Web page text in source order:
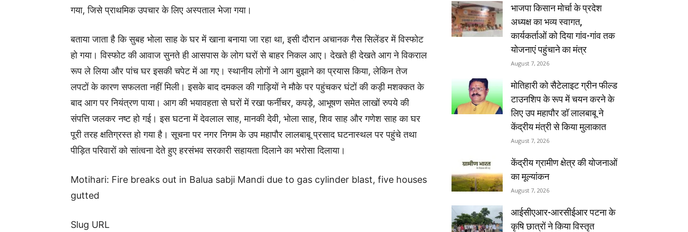
गया, जिसे प्राथमिक उपचार के लिए अस्पताल भेजा गया।
बताया जाता है कि सुबह भोला साह के घर में खाना बनाया जा रहा था, इसी दौरान अचानक गैस सिलेंडर में विस्फोट
हो गया। विस्फोट की आवाज सुनते ही आसपास के लोग घरों से बाहर निकल आए। देखते ही देखते आग ने विकराल
रूप ले लिया और पांच घर इसकी चपेट में आ गए। स्थानीय लोगों ने आग बुझाने का प्रयास किया, लेकिन तेज
लपटों के कारण सफलता नहीं मिली। इसके बाद दमकल की गाड़ियों ने मौके पर पहुंचकर घंटों की कड़ी मशक्कत के
बाद आग पर नियंत्रण पाया। आग की भयावहता से घरों में रखा फर्नीचर, कपड़े, आभूषण समेत लाखों रुपये की
संपत्ति जलकर नष्ट हो गई। इस घटना में देवलाल साह, मानकी देवी, भोला साह, शिव साह और गणेश साह का घर
पूरी तरह क्षतिग्रस्त हो गया है। सूचना पर नगर निगम के उप महापौर लालबाबू प्रसाद घटनास्थल पर पहुंचे तथा
पीड़ित परिवारों को सांत्वना देते हुए हरसंभव सरकारी सहायता दिलाने का भरोसा दिलाया।
Motihari: Fire breaks out in Balua sabji Mandi due to gas cylinder blast, five houses
gutted
Slug URL
भाजपा किसान मोर्चा के प्रदेश
अध्यक्ष का भव्य स्वागत,
कार्यकर्ताओं को दिया गांव-गांव तक
योजनाएं पहुंचाने का मंत्र
August 7, 2026
मोतिहारी को सैटेलाइट ग्रीन फील्ड
टाउनशिप के रूप में चयन करने के
लिए उप महापौर डॉ लालबाबू ने
केंद्रीय मंत्री से किया मुलाकात
August 7, 2026
केंद्रीय ग्रामीण क्षेत्र की योजनाओं
का मूल्यांकन
August 7, 2026
आईसीएआर-आरसीईआर पटना के
कृषि छात्रों ने किया विस्तृत